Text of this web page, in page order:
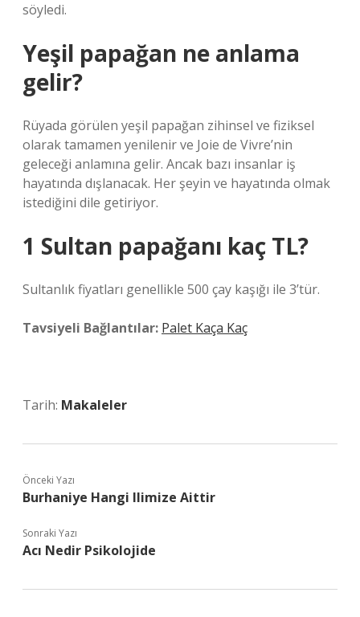
söyledi.
Yeşil papağan ne anlama
gelir?
Rüyada görülen yeşil papağan zihinsel ve fiziksel
olarak tamamen yenilenir ve Joie de Vivre’nin
geleceği anlamına gelir. Ancak bazı insanlar iş
hayatında dışlanacak. Her şeyin ve hayatında olmak
istediğini dile getiriyor.
1 Sultan papağanı kaç TL?
Sultanlık fiyatları genellikle 500 çay kaşığı ile 3’tür.
Tavsiyeli Bağlantılar: Palet Kaça Kaç
Tarih: Makaleler
Önceki Yazı
Burhaniye Hangi Ilimize Aittir
Sonraki Yazı
Acı Nedir Psikolojide